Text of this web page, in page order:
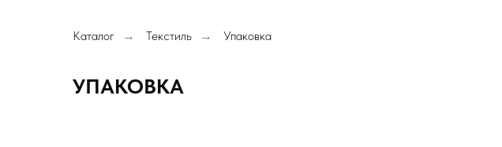
Каталог → Текстиль → Упаковка
УПАКОВКА